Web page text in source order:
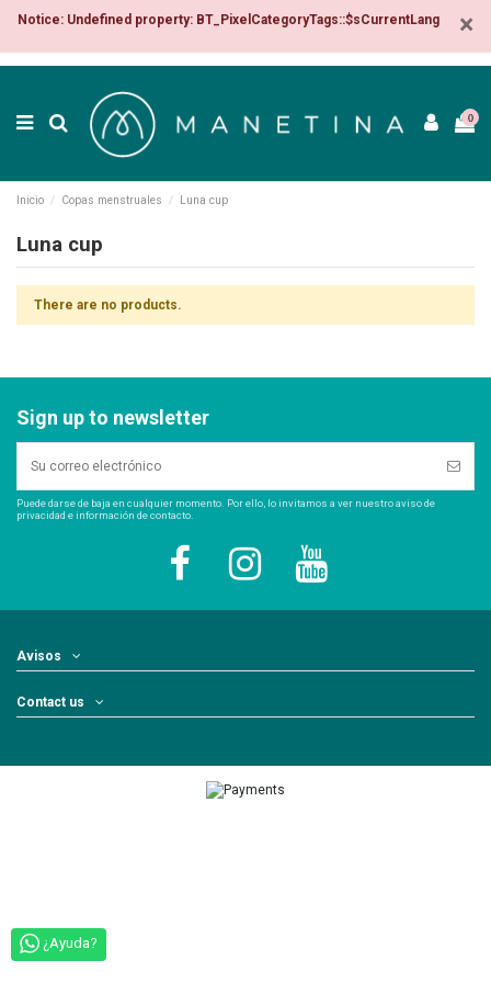
×
Notice: Undefined property: BT_PixelCategoryTags::$sCurrentLang
¿Ayuda?
0
Inicio Copas menstruales Luna cup
Luna cup
There are no products.
Sign up to newsletter
Puede darse de baja en cualquier momento. Por ello, lo invitamos a ver nuestro aviso de
privacidad e información de contacto.
Avisos
Contact us